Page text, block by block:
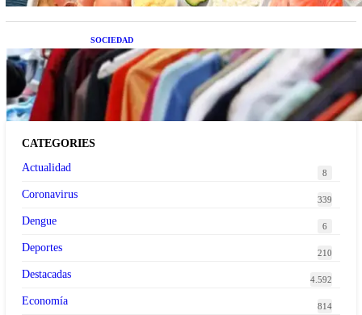
SOCIEDAD
Las grandes marcas globales se suman a la
tendencia de la ropa de segunda mano premium
CATEGORIES
Actualidad
8
Coronavirus 339
Dengue 6
Deportes 210
Destacadas 4.592
Economía 814